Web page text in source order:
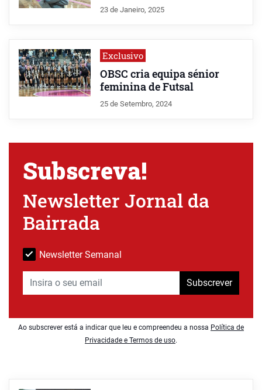
23 de Janeiro, 2025
Exclusivo
OBSC cria equipa sénior
feminina de Futsal
25 de Setembro, 2024
Subscreva!
Newsletter Jornal da
Bairrada
Newsletter Semanal
Subscrever
Ao subscrever está a indicar que leu e compreendeu a nossa Política de
Privacidade e Termos de uso.